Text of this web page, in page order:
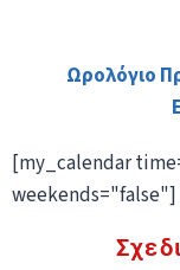
Ωρολόγιο
[my_calendar
weekends="false"]